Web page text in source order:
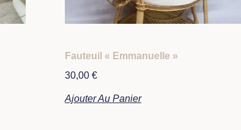
Fauteuil « Emmanuelle »
30,00 €
Ajouter Au Panier